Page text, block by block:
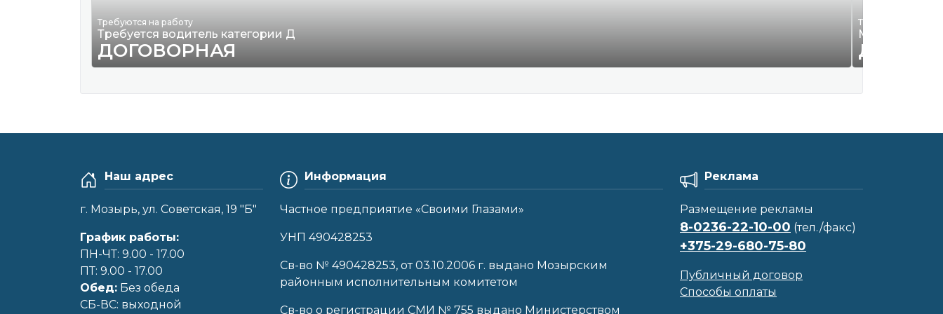
Требуются на работу
Требуется водитель категории Д
ДОГОВОРНАЯ
Требуются на
Монтажник,
Наш адрес
г. Мозырь, ул. Советская, 19 "Б"
График работы:
ПН-ЧТ: 9.00 - 17.00
ПТ: 9.00 - 17.00
Обед: Без обеда
CБ-ВС: выходной
Информация
Частное предприятие «Своими Глазами»
УНП 490428253
Cв-во № 490428253, от 03.10.2006 г. выдано Мозырским
районным исполнительным комитетом
Св-во о регистрации СМИ № 755 выдано Министерством
Реклама
Размещение рекламы
8-0236-22-10-00 (тел./факс)
+375-29-680-75-80
Публичный договор
Способы оплаты